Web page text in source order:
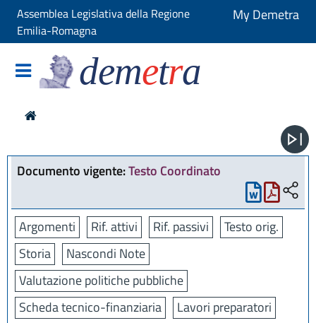
Assemblea Legislativa della Regione
Emilia-Romagna
My Demetra
demetra
Documento vigente:Testo Coordinato
Argomenti Rif. attivi Rif. passivi
Testo orig.
Storia
Nascondi Note
Valutazione politiche pubbliche
Scheda tecnico-finanziaria
Lavori preparatori